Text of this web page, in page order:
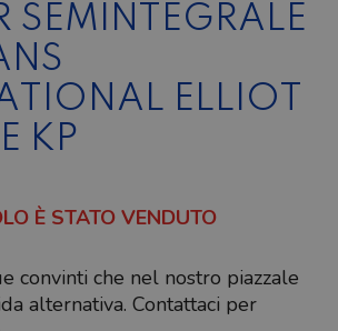
SEMINTEGRALE
ELLIOT
KP
È STATO VENDUTO
convinti che nel nostro piazzale
alternativa. Contattaci per